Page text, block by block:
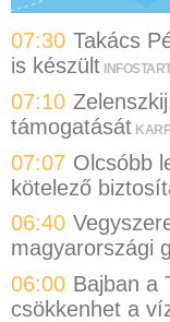
07:30 Takács
is készült
07:10
támogatását
07:07 Olcsóbb
kötelező
06:40
magyarországi
06:00 Bajban a
csökkenhet a